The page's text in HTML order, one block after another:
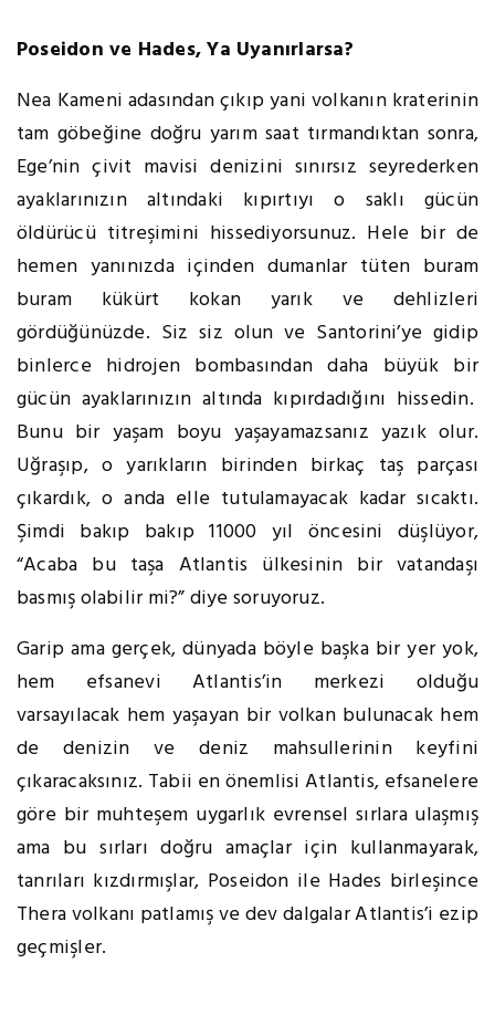
Poseidon ve Hades, Ya Uyanırlarsa?
Nea Kameni adasından çıkıp yani volkanın kraterinin
tam göbeğine doğru yarım saat tırmandıktan sonra,
Ege’nin çivit mavisi denizini sınırsız seyrederken
ayaklarınızın altındaki kıpırtıyı o saklı gücün
öldürücü titreşimini hissediyorsunuz. Hele bir de
hemen yanınızda içinden dumanlar tüten buram
buram kükürt kokan yarık ve dehlizleri
gördüğünüzde. Siz siz olun ve Santorini’ye gidip
binlerce hidrojen bombasından daha büyük bir
gücün ayaklarınızın altında kıpırdadığını hissedin.
Bunu bir yaşam boyu yaşayamazsanız yazık olur.
Uğraşıp, o yarıkların birinden birkaç taş parçası
çıkardık, o anda elle tutulamayacak kadar sıcaktı.
Şimdi bakıp bakıp 11000 yıl öncesini düşlüyor,
“Acaba bu taşa Atlantis ülkesinin bir vatandaşı
basmış olabilir mi?” diye soruyoruz.
Garip ama gerçek, dünyada böyle başka bir yer yok,
hem efsanevi Atlantis’in merkezi olduğu
varsayılacak hem yaşayan bir volkan bulunacak hem
de denizin ve deniz mahsullerinin keyfini
çıkaracaksınız. Tabii en önemlisi Atlantis, efsanelere
göre bir muhteşem uygarlık evrensel sırlara ulaşmış
ama bu sırları doğru amaçlar için kullanmayarak,
tanrıları kızdırmışlar, Poseidon ile Hades birleşince
Thera volkanı patlamış ve dev dalgalar Atlantis’i ezip
geçmişler.